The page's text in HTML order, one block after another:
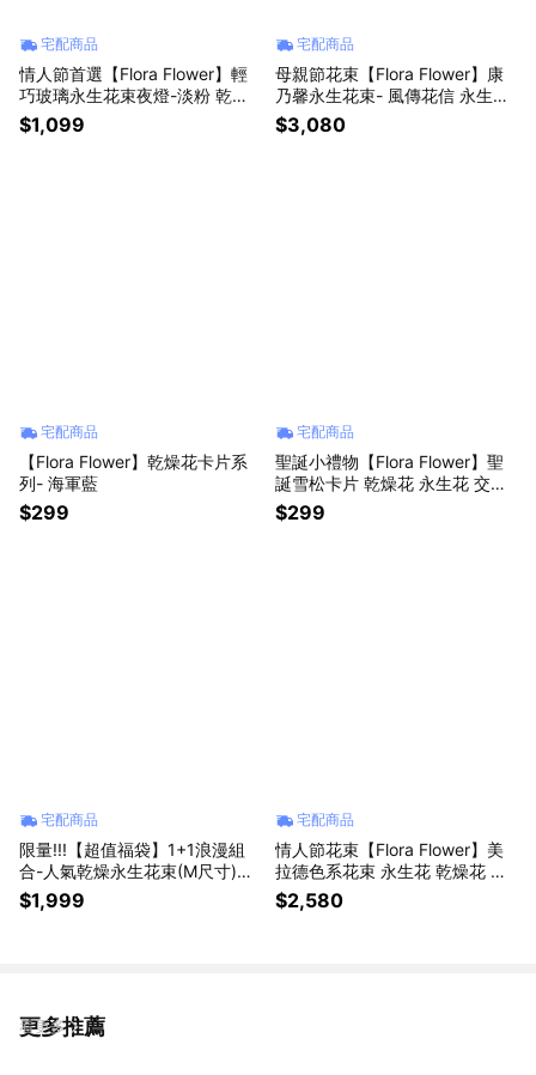
宅配商品
情人節首選【Flora Flower】輕
巧玻璃永生花束夜燈-淡粉 乾燥
花 永生花 生日 情人節 蛋糕 禮物
$1,099
宅配商品
母親節花束【Flora Flower】康
乃馨永生花束- 風傳花信 永生花
生日 母親節 情人節 禮物
$3,080
宅配商品
【Flora Flower】乾燥花卡片系
列- 海軍藍
$299
宅配商品
聖誕小禮物【Flora Flower】聖
誕雪松卡片 乾燥花 永生花 交互
禮物 生日 聖誕
$299
宅配商品
限量!!!【超值福袋】1+1浪漫組
合-人氣乾燥永生花束(M尺寸)
+乾燥花卡片(隨機爆款)
$1,999
宅配商品
情人節花束【Flora Flower】美
拉德色系花束 永生花 乾燥花 生
日 情人節 禮物
$2,580
更多推薦
看更多